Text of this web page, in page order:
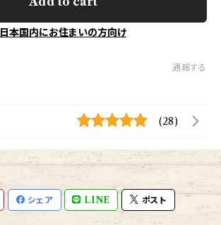
日本国内にお住まいの方向け
通報する
(28)
シェア LINE ポスト